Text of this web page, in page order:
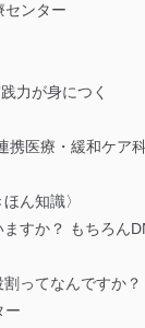
ンター
力が身につく
携医療・緩和ケア
ん知識〉
すか？ もちろん
ってなんですか？
ー